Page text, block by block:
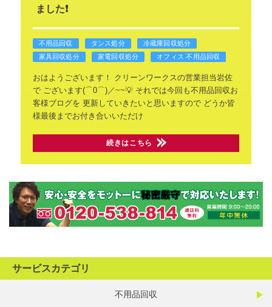
ました❗
不用品回収 タンス処分
冷蔵庫回収処分
家具回収処分
家電回収処分 オフィス 不用品回収
おはようございます！
クリーンワークスの営業担当岩佐
でございます(⌒0⌒)／~~💡 それでは今回も不用品回収お
客様ブログを 更新していきたいと思いますのでどうか皆
様最後までお付き合いいただけ
続きはこちら
サービスカテゴリ
不用品回収